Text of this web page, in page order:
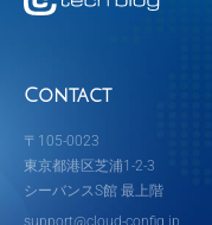
Contact
〒105-0023
東京都港区芝浦1-2-3
シーバンスS館 最上階
support@cloud-config.jp